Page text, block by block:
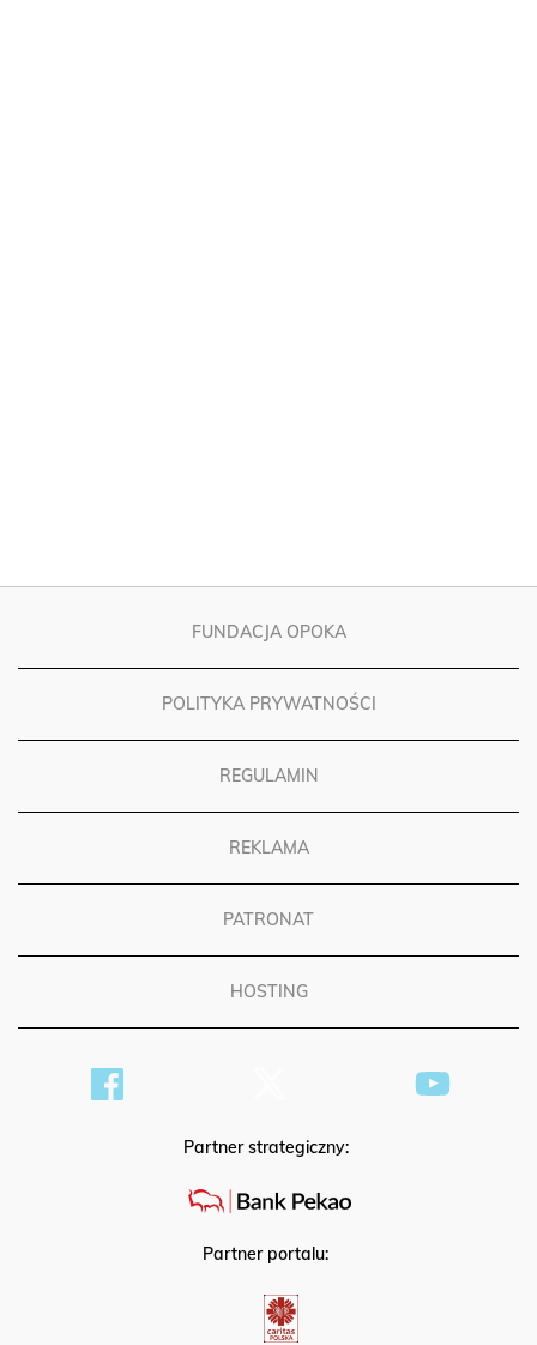
FUNDACJA OPOKA
POLITYKA PRYWATNOŚCI
REGULAMIN
REKLAMA
PATRONAT
HOSTING
Partner strategiczny:
Partner portalu: